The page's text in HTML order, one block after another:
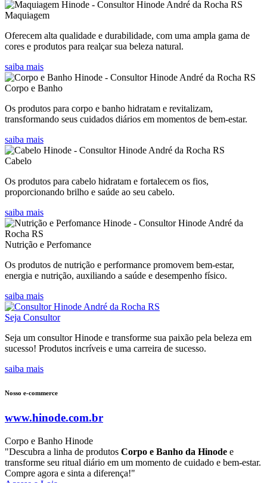
Maquiagem
Oferecem alta qualidade e durabilidade, com uma ampla gama de
cores e produtos para realçar sua beleza natural.
saiba mais
Corpo e Banho
Os produtos para corpo e banho hidratam e revitalizam,
transformando seus cuidados diários em momentos de bem-estar.
saiba mais
Cabelo
Os produtos para cabelo hidratam e fortalecem os fios,
proporcionando brilho e saúde ao seu cabelo.
saiba mais
Nutrição e Perfomance
Os produtos de nutrição e performance promovem bem-estar,
energia e nutrição, auxiliando a saúde e desempenho físico.
saiba mais
Seja Consultor
Seja um consultor Hinode e transforme sua paixão pela beleza em
sucesso! Produtos incríveis e uma carreira de sucesso.
saiba mais
Nosso e-commerce
www.hinode.com.br
Corpo e Banho Hinode
"Descubra a linha de produtos Corpo e Banho da Hinode e
transforme seu ritual diário em um momento de cuidado e bem-estar.
Compre agora e sinta a diferença!"